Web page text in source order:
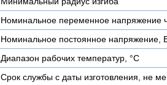
Номинальное переменное напряжение
Номинальное постоянное напряжение,
Диапазон рабочих температур, °C
Срок службы с даты изготовления, не